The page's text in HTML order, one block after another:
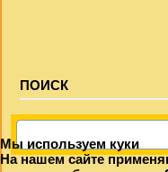
Мы используем куки
На нашем сайте
ПОИСК